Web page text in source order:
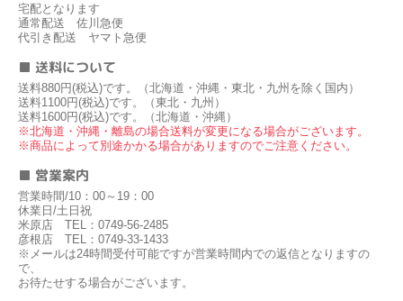
宅配となります
通常配送 佐川急便
代引き配送 ヤマト急便
■ 送料について
送料880円(税込)です。（北海道・沖縄・東北・九州を除く国内）
送料1100円(税込)です。（東北・九州）
送料1600円(税込)です。（北海道・沖縄）
※北海道・沖縄・離島の場合送料が変更になる場合がございます。
※商品によって別途かかる場合がありますのでご注意ください。
■ 営業案内
営業時間/10：00～19：00
休業日/土日祝
米原店 TEL：0749-56-2485
彦根店 TEL：0749-33-1433
※メールは24時間受付可能ですが営業時間内での返信となりますの
で、
お待たせする場合がございます。